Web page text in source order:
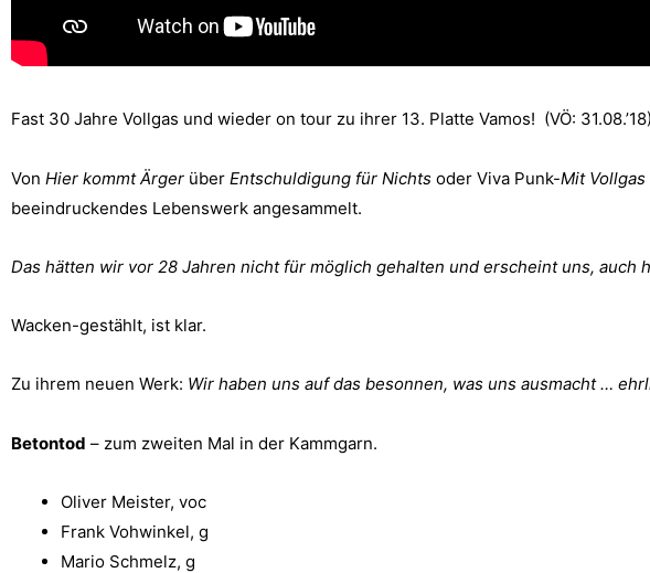
Fast 30 Jahre Vollgas und wieder on tour zu ihrer 13. Platte Vamos! (VÖ:
Von Hier kommt Ärger über Entschuldigung für Nichts oder Viva Punk-Mit
beeindruckendes Lebenswerk angesammelt.
Das hätten wir vor 28 Jahren nicht für möglich gehalten und erscheint uns, auch
Wacken-gestählt, ist klar.
Zu ihrem neuen Werk: Wir haben uns auf das besonnen, was uns ausmacht …
Betontod – zum zweiten Mal in der Kammgarn.
Oliver Meister, voc
Frank Vohwinkel, g
Mario Schmelz, g